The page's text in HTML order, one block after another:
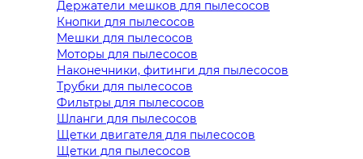
Держатели мешков для пылесосов
Кнопки для пылесосов
Мешки для пылесосов
Моторы для пылесосов
Наконечники, фитинги для пылесосов
Трубки для пылесосов
Фильтры для пылесосов
Шланги для пылесосов
Щетки двигателя для пылесосов
Щетки для пылесосов